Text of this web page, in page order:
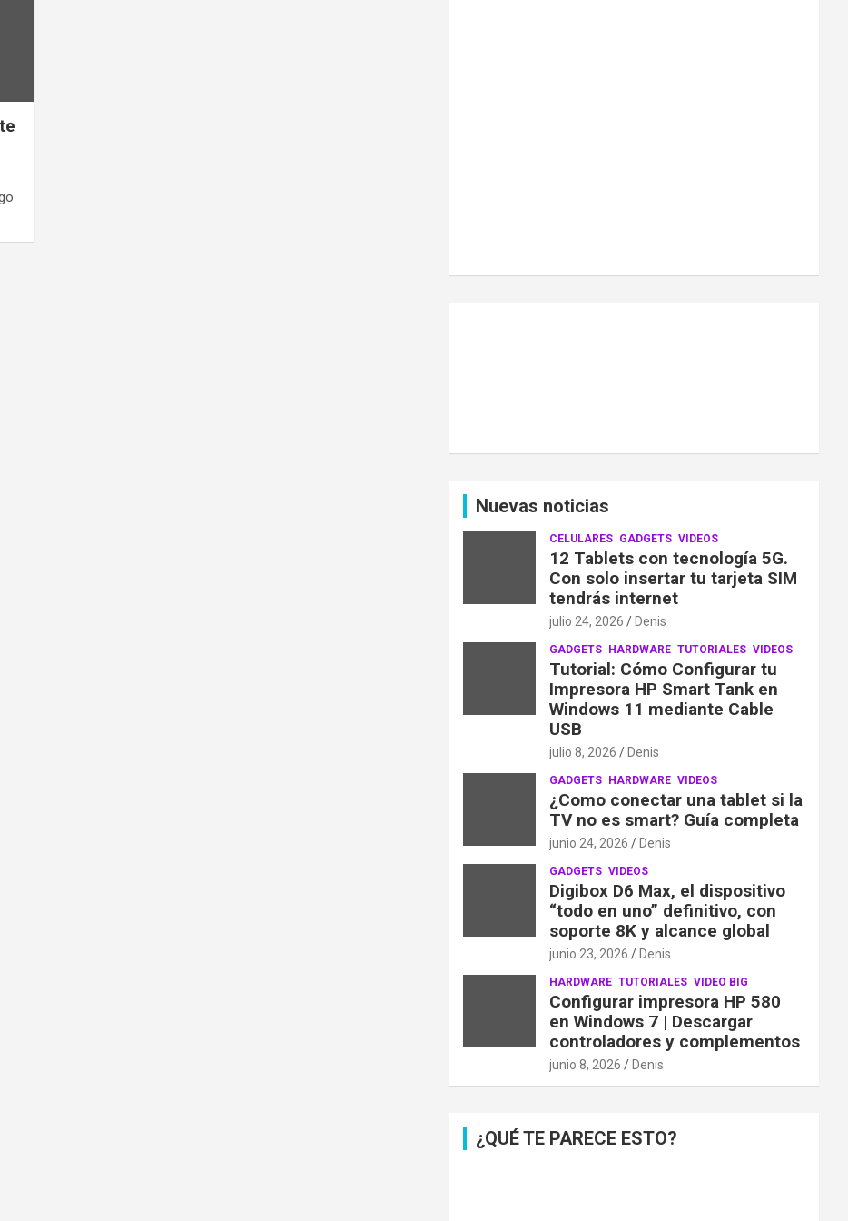
Nuevas noticias
CELULARES GADGETS VIDEOS
12 Tablets con tecnología 5G.
Con solo insertar tu tarjeta SIM
tendrás internet
julio 24, 2026 Denis
GADGETS HARDWARE TUTORIALES VIDEOS
Tutorial: Cómo Configurar tu
Impresora HP Smart Tank en
Windows 11 mediante Cable
USB
julio 8, 2026 Denis
GADGETS HARDWARE VIDEOS
¿Como conectar una tablet si la
TV no es smart? Guía completa
junio 24, 2026 Denis
GADGETS VIDEOS
Digibox D6 Max, el dispositivo
“todo en uno” definitivo, con
soporte 8K y alcance global
junio 23, 2026 Denis
HARDWARE TUTORIALES VIDEO BIG
Configurar impresora HP 580
en Windows 7 | Descargar
controladores y complementos
junio 8, 2026 Denis
¿QUÉ TE PARECE ESTO?